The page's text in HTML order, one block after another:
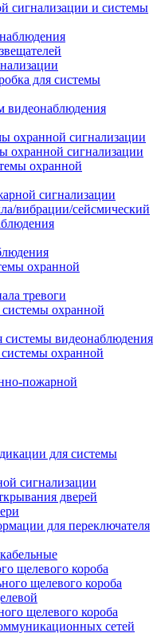
сигнализации и системы
для системы
видеонаблюдения
охранной сигнализации
охранной сигнализации
охранной
сигнализации
вибрации/сейсмический
охранной
тревоги
охранной
системы видеонаблюдения
охранной
пожарной
для системы
сигнализации
дверей
для переключателя
щелевого короба
щелевого короба
щелевого короба